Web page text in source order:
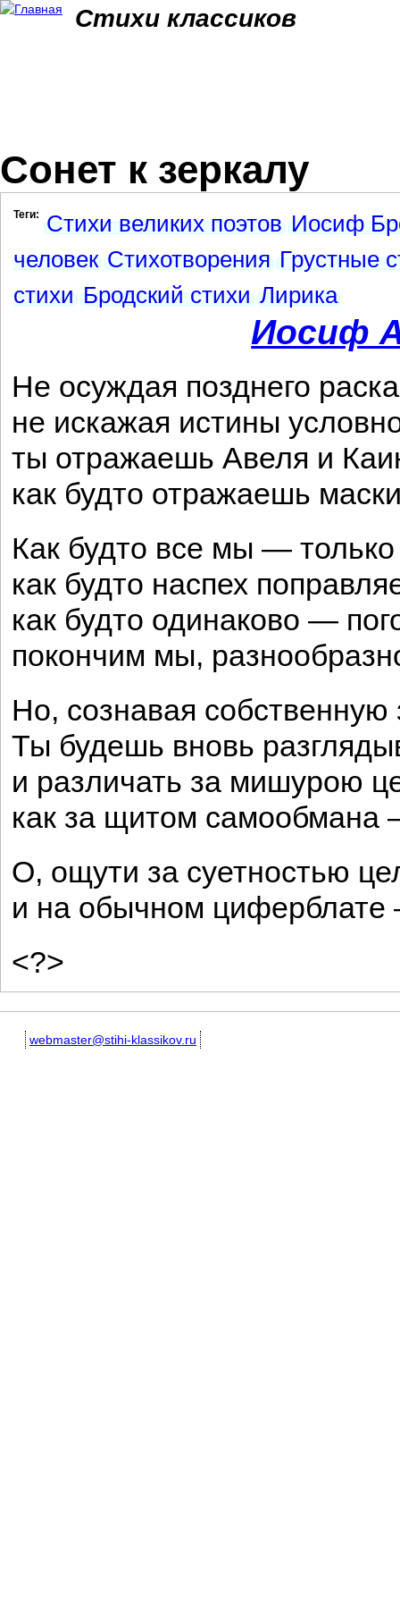
Стихи классиков
Сонет к зеркалу
Теги: Стихи великих поэтов Иосиф
человек Стихотворения Грустные
стихи Бродский стихи Лирика
Иосиф
Не осуждая позднего
не искажая истины
ты отражаешь Авеля и
как будто отражаешь
Как будто все мы — только
как будто наспех
как будто одинаково —
покончим мы,
Но, сознавая собственную
Ты будешь вновь
и различать за мишурою
как за щитом самообмана
О, ощути за суетностью
и на обычном циферблате
<?>
webmaster@stihi-klassikov.ru